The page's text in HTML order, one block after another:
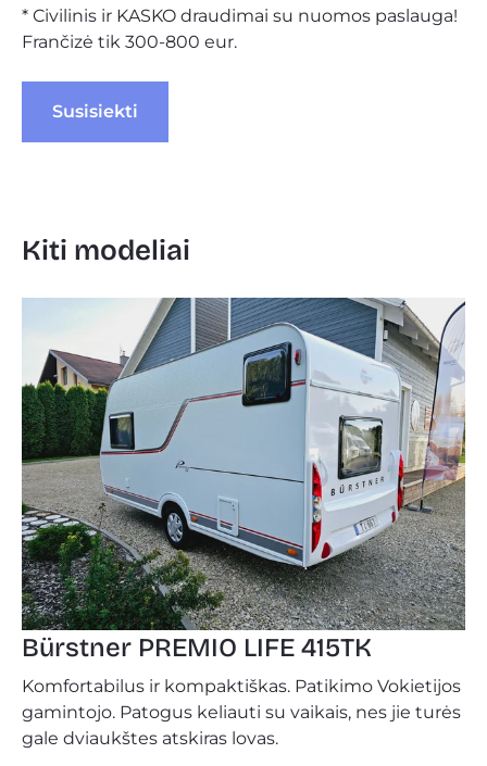
* Civilinis ir KASKO draudimai su nuomos paslauga!
Frančizė tik 300-800 eur.
Susisiekti
Kiti modeliai
Bürstner PREMIO LIFE 415TK
Komfortabilus ir kompaktiškas. Patikimo Vokietijos
gamintojo. Patogus keliauti su vaikais, nes jie turės
gale dviaukštes atskiras lovas.